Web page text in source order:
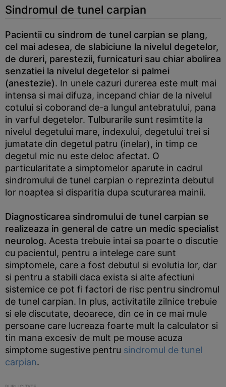
Sindromul de tunel carpian
Pacientii cu sindrom de tunel carpian se plang,
cel mai adesea, de slabiciune la nivelul degetelor,
de dureri, parestezii, furnicaturi sau chiar abolirea
senzatiei la nivelul degetelor si palmei
(anestezie). In unele cazuri durerea este mult mai
intensa si mai difuza, incepand chiar de la nivelul
cotului si coborand de-a lungul antebratului, pana
in varful degetelor. Tulburarile sunt resimtite la
nivelul degetului mare, indexului, degetului trei si
jumatate din degetul patru (inelar), in timp ce
degetul mic nu este deloc afectat. O
particularitate a simptomelor aparute in cadrul
sindromului de tunel carpian o reprezinta debutul
lor noaptea si disparitia dupa scuturarea mainii.
Diagnosticarea sindromului de tunel carpian se
realizeaza in general de catre un medic specialist
neurolog. Acesta trebuie intai sa poarte o discutie
cu pacientul, pentru a intelege care sunt
simptomele, care a fost debutul si evolutia lor, dar
si pentru a stabili daca exista si alte afectiuni
sistemice ce pot fi factori de risc pentru sindromul
de tunel carpian. In plus, activitatile zilnice trebuie
si ele discutate, deoarece, din ce in ce mai mule
persoane care lucreaza foarte mult la calculator si
tin mana excesiv de mult pe mouse acuza
simptome sugestive pentru sindromul de tunel
carpian.